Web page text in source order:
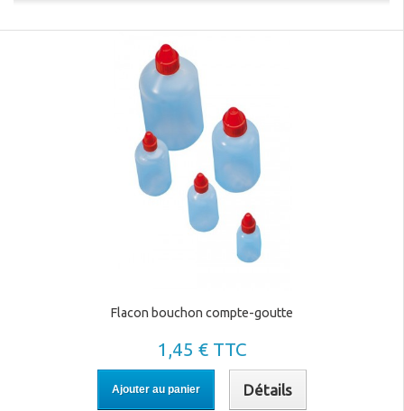
Flacon bouchon compte-goutte
1,45 € TTC
Ajouter au panier Détails